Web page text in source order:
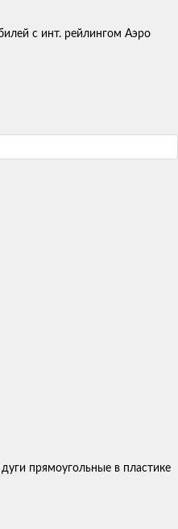
с инт. рейлингом Аэро
прямоугольные в пластике